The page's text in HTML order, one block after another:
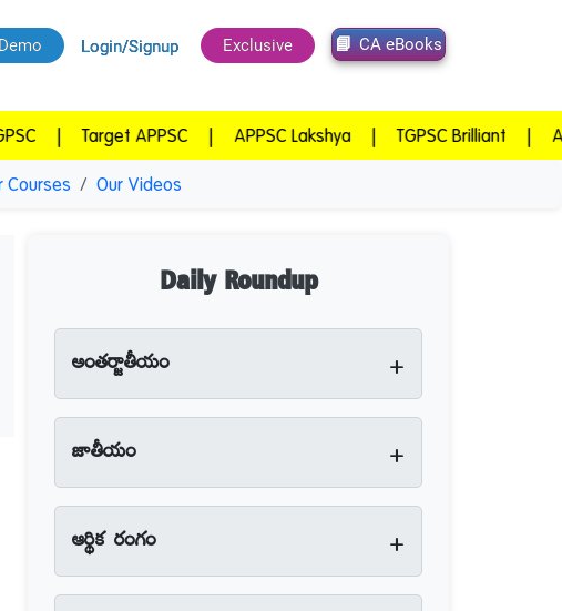
Courses Our Videos
Daily Roundup
అంతర్జాతీయం +
జాతీయం +
ఆర్థిక రంగం +
Demo Login/Signup Exclusive CA eBooks
Target APPSC | APPSC Lakshya | TGPSC Brilliant | APPSC